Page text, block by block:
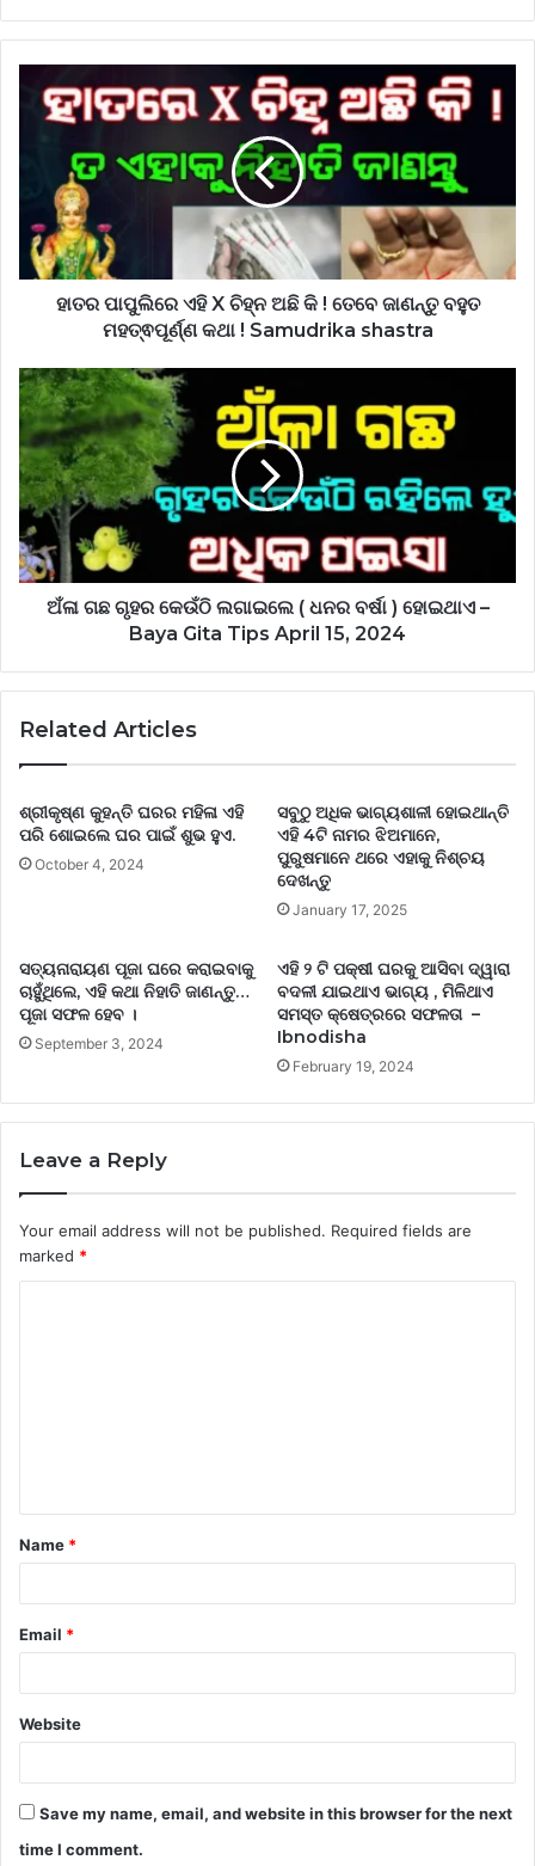
ହାତର ପାପୁଲିରେ ଏହି X ଚିହ୍ନ ଅଛି କି ! ତେବେ ଜାଣନ୍ତୁ ବହୁତ
ମହତ୍ଵପୂର୍ଣ୍ଣ କଥା ! Samudrika shastra
ଅଁଳା ଗଛ ଗୃହର କେଉଁଠି ଲଗାଇଲେ ( ଧନର ବର୍ଷା ) ହୋଇଥାଏ –
Baya Gita Tips April 15, 2024
Related Articles
ଶ୍ରୀକୃଷ୍ଣ କୁହନ୍ତି ଘରର ମହିଳା ଏହି
ପରି ଶୋଇଲେ ଘର ପାଇଁ ଶୁଭ ହୁଏ.
October 4, 2024
ସବୁଠୁ ଅଧିକ ଭାଗ୍ୟଶାଳୀ ହୋଇଥାନ୍ତି
ଏହି 4ଟି ନାମର ଝିଅମାନେ,
ପୁରୁଷମାନେ ଥରେ ଏହାକୁ ନିଶ୍ଚୟ
ଦେଖନ୍ତୁ
January 17, 2025
ସତ୍ୟନାରାୟଣ ପୂଜା ଘରେ କରାଇବାକୁ
ଚାହୁଁଥିଲେ, ଏହି କଥା ନିହାତି ଜାଣନ୍ତୁ…
ପୂଜା ସଫଳ ହେବ ।
September 3, 2024
ଏହି ୨ ଟି ପକ୍ଷୀ ଘରକୁ ଆସିବା ଦ୍ୱାରା
ବଦଳୀ ଯାଇଥାଏ ଭାଗ୍ୟ , ମିଳିଥାଏ
ସମସ୍ତ କ୍ଷେତ୍ରରେ ସଫଳତା –
Ibnodisha
February 19, 2024
Leave a Reply
Your email address will not be published. Required fields are
marked *
t
*
Name *
Email *
Website
Save my name, email, and website in this browser for the next
time I comment.